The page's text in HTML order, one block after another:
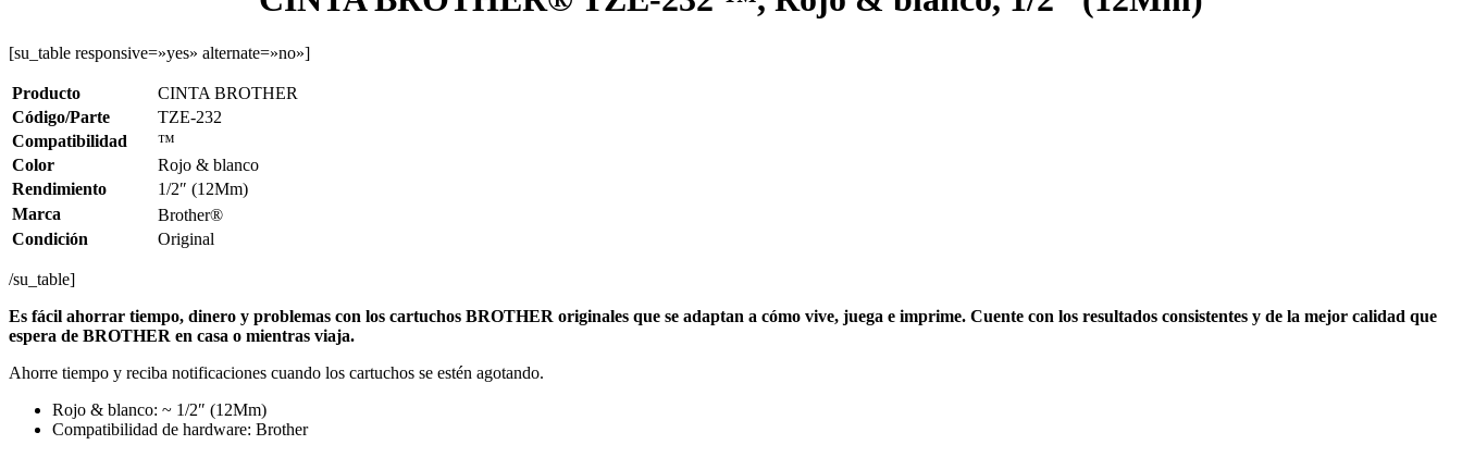
[su_table responsive=»yes» alternate=»no»]
Producto
CINTA BROTHER
Código/Parte
TZE-232
Compatibilidad
™
Color
Rojo & blanco
Rendimiento
1/2″ (12Mm)
Marca
Brother®
Condición
Original
/su_table]
Es fácil ahorrar tiempo, dinero y problemas con los cartuchos BROTHER originales que se adaptan a cómo vive, juega e imprime. Cuente con los resultados consistentes y de la mejor calidad que
espera de BROTHER en casa o mientras viaja.
Ahorre tiempo y reciba notificaciones cuando los cartuchos se estén agotando.
Rojo & blanco: ~ 1/2″ (12Mm)
Compatibilidad de hardware: Brother